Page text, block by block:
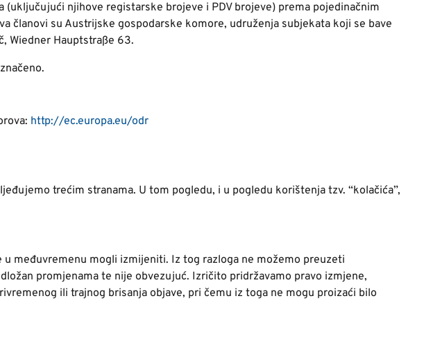
njihove registarske brojeve i PDV brojeve) prema pojedinačnim
članovi su Austrijske gospodarske komore, udruženja subjekata koji se bave
Wiedner Hauptstraße 63.
http://ec.europa.eu/odr
trećim stranama. U tom pogledu, i u pogledu korištenja tzv. “kolačića”,
međuvremenu mogli izmijeniti. Iz tog razloga ne možemo preuzeti
promjenama te nije obvezujuć. Izričito pridržavamo pravo izmjene,
ili trajnog brisanja objave, pri čemu iz toga ne mogu proizaći bilo